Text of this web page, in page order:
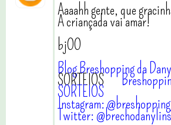
Aaaahh gente, que
A criançada vai amar!
bjOO
Blog Breshopping da Dany
SORTEIOS
SORTEIOS
Instagram:
Twitter: @brechodanylins